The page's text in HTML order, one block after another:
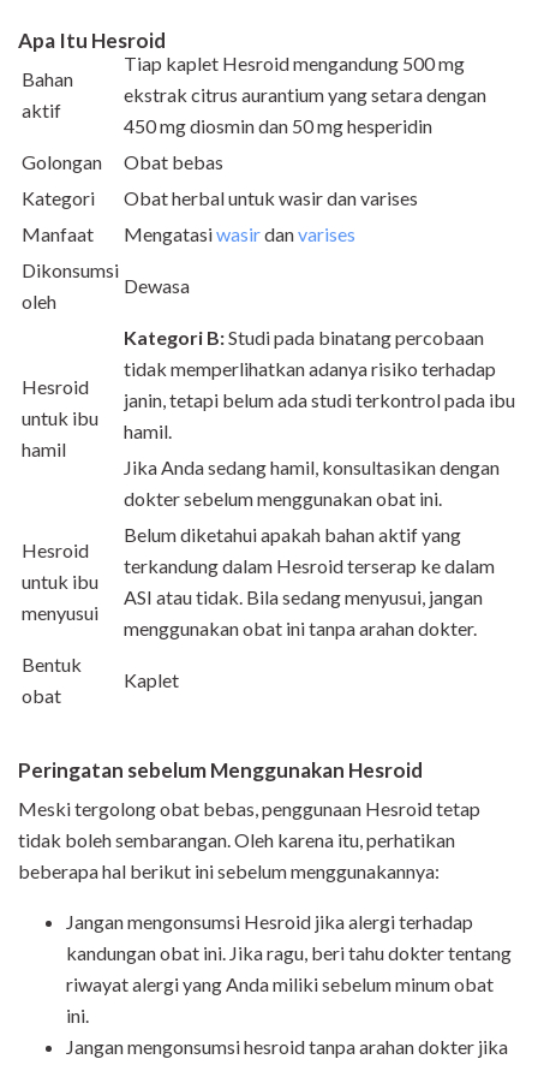
Apa Itu Hesroid
Bahan
aktif
Tiap kaplet Hesroid mengandung 500 mg
ekstrak citrus aurantium yang setara dengan
450 mg diosmin dan 50 mg hesperidin
Golongan
Obat bebas
Kategori
Obat herbal untuk wasir dan varises
Manfaat
Mengatasiwasirdanvarises
Dikonsumsi
oleh
Dewasa
Hesroid
untuk ibu
hamil
Kategori B:Studi pada binatang percobaan
tidak memperlihatkan adanya risiko terhadap
janin, tetapi belum ada studi terkontrol pada ibu
hamil.
Jika Anda sedang hamil, konsultasikan dengan
dokter sebelum menggunakan obat ini.
Hesroid
untuk ibu
menyusui
Belum diketahui apakah bahan aktif yang
terkandung dalam Hesroid terserap ke dalam
ASI atau tidak. Bila sedang menyusui, jangan
menggunakan obat ini tanpa arahan dokter.
Bentuk
obat
Kaplet
Peringatan sebelum Menggunakan Hesroid
Meski tergolong obat bebas, penggunaan Hesroid tetap
tidak boleh sembarangan. Oleh karena itu, perhatikan
beberapa hal berikut ini sebelum menggunakannya:
Jangan mengonsumsi Hesroid jika alergi terhadap
kandungan obat ini. Jika ragu, beri tahu dokter tentang
riwayat alergi yang Anda miliki sebelum minum obat
ini.
Jangan mengonsumsi hesroid tanpa arahan dokter jika